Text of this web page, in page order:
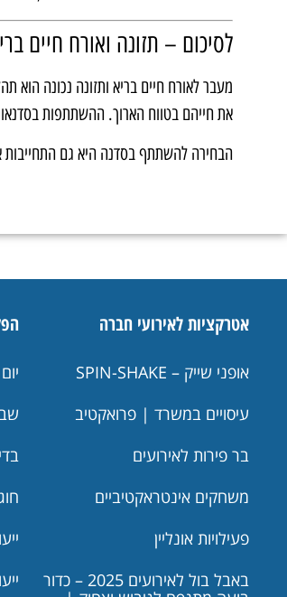
לסיכום – תזונה ואורח חיים
מעבר לאורח חיים בריא ותזונה נכונה הוא
את חייהם בטווח הארוך. ההשתתפות
הבחירה להשתתף בסדנה היא גם התחייבות
אטרקציות לאירועי חברה
אופני שייק – SPIN-SHAKE
עיסויים במשרד | פרואקטיב
בר פירות לאירועים
משחקים אינטראקטיביים
פעילויות אונליין
באבל בול לאירועים 2025 – כדור